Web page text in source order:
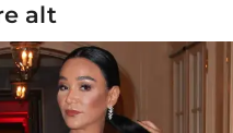
alt